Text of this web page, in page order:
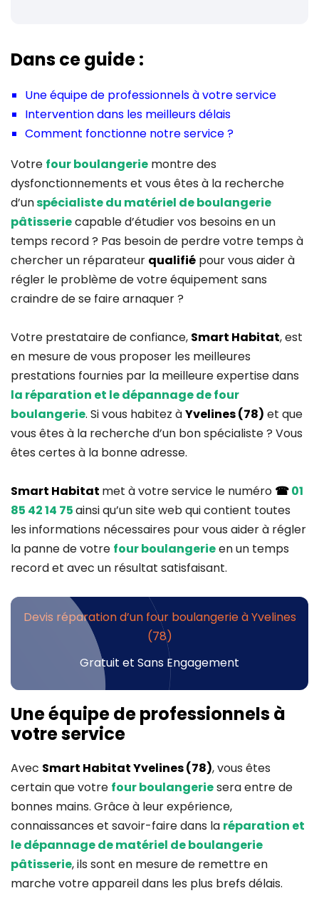
Dans ce guide :
Une équipe de professionnels à votre service
Intervention dans les meilleurs délais
Comment fonctionne notre service ?
Votre four boulangerie montre des
dysfonctionnements et vous êtes à la recherche
d’unspécialiste du matériel de boulangerie
pâtisseriecapable d’étudier vos besoins en un
temps record ? Pas besoin de perdre votre temps à
chercher un réparateur qualifié pour vous aider à
régler le problème de votre équipement sans
craindre de se faire arnaquer ?
Votre prestataire de confiance, Smart Habitat, est
en mesure de vous proposer les meilleures
prestations fournies par la meilleure expertise dans
la réparation et le dépannage de four
boulangerie. Si vous habitez àYvelines (78) et que
vous êtes à la recherche d’un bon spécialiste ? Vous
êtes certes à la bonne adresse.
Smart Habitat met à votre service le numéro ☎01
85 42 14 75ainsi qu’un site web qui contient toutes
les informations nécessaires pour vous aider à régler
la panne de votre four boulangerieen un temps
record et avec un résultat satisfaisant.
Devis réparation d’un four boulangerie à Yvelines
(78)
Gratuit et Sans Engagement
Une équipe de professionnels à
votre service
Avec Smart HabitatYvelines (78), vous êtes
certain que votre four boulangeriesera entre de
bonnes mains. Grâce à leur expérience,
connaissances et savoir-faire dans la réparation et
le dépannage de matériel de boulangerie
pâtisserie, ils sont en mesure de remettre en
marche votre appareil dans les plus brefs délais.